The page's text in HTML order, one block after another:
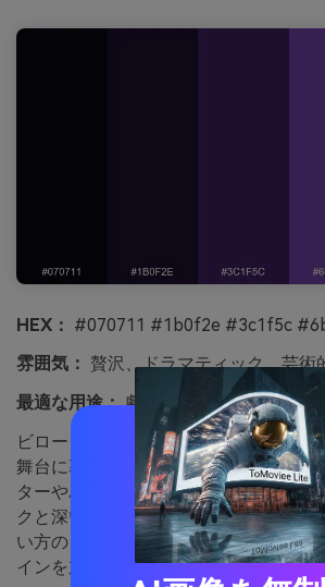
HEX： #070711 #1b0f2e #3c1f5c
雰囲気： 贅沢、ドラマティック、芸術
最適な用途：劇場ポスターデザイン
ビロードのようなヴァイオレットとほ
舞台に幕が開くような雰囲気。強いコ
ターやパンフ、イベントプロモに最適
クと深いプラムで見出しも遠くからは
い方のヒント：広いダーク部分にテク
インを加え、印刷時の平坦な色ムラを